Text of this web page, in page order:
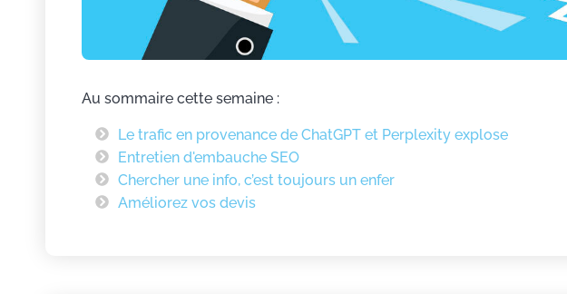
Au sommaire cette semaine :
Le trafic en provenance de ChatGPT et Perplexity explose
Entretien d'embauche SEO
Chercher une info, c’est toujours un enfer
Améliorez vos devis